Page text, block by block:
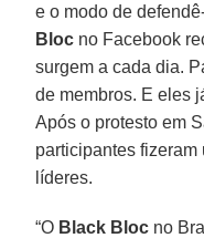
e o modo de
Bloc no Facebook
surgem a cada dia.
de membros. E eles
Após o protesto em
participantes
líderes.
“O Black Bloc no